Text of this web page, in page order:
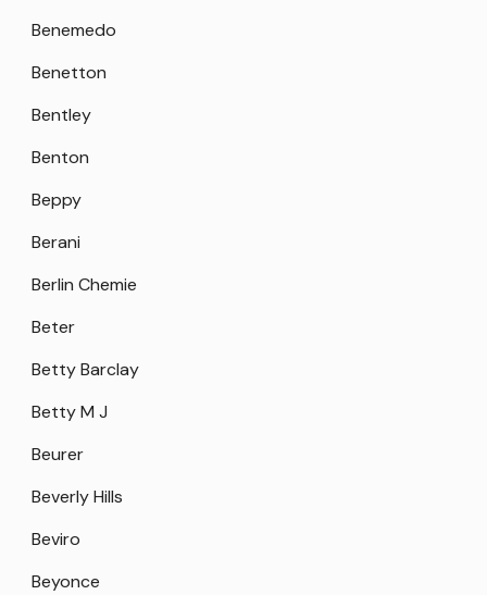
Benemedo
Benetton
Bentley
Benton
Beppy
Berani
Berlin Chemie
Beter
Betty Barclay
Betty M J
Beurer
Beverly Hills
Beviro
Beyonce